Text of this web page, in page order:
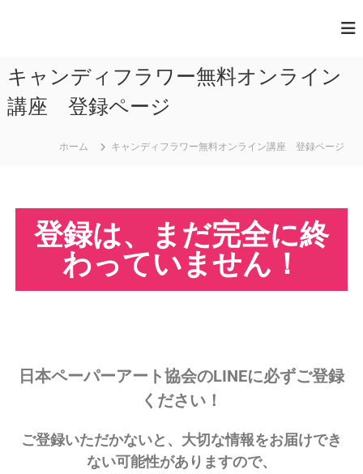
社
団
法
ペ
ア
会
®
キャンディフラワー無料オンライン
講座 登録ページ
ホーム キャンディフラワー無料オンライン講座 登録ページ
登録は、まだ完全に終
わっていません！
日本ペーパーアート協会のLINEに必ずご登録
ください！
ご登録いただかないと、大切な情報をお届けでき
ない可能性がありますので、